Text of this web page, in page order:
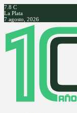
7.8 C
La Plata
7 agosto, 2026
Facebook
Twitter
Instagram
Youtube